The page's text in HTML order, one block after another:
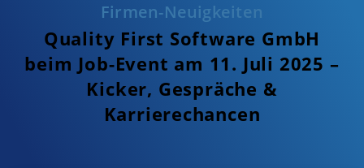
Firmen-Neuigkeiten
Quality First Software GmbH
beim Job-Event am 11. Juli 2025 –
Kicker, Gespräche &
Karrierechancen